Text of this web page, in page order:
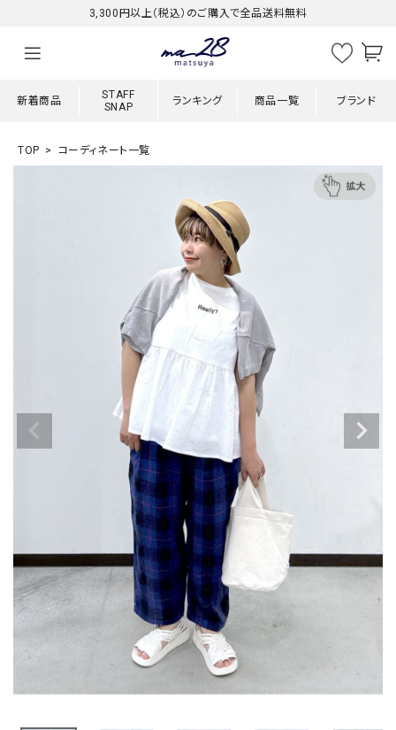
3,300円以上（税込）のご購入で全品送料無料
新着商品
STAFF
SNAP
ランキング 商品一覧 ブランド
TOP コーディネート一覧